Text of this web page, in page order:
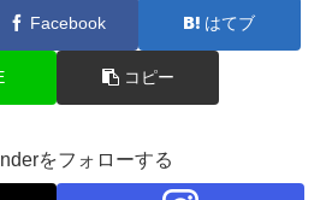
Facebook はてブ
コピー
をフォローする